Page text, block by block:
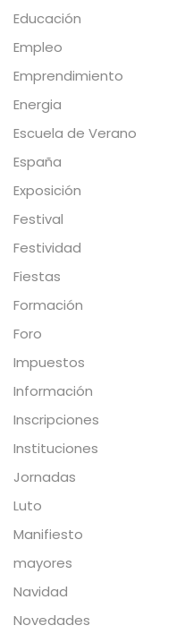
Educación
Empleo
Emprendimiento
Energia
Escuela de Verano
España
Exposición
Festival
Festividad
Fiestas
Formación
Foro
Impuestos
Información
Inscripciones
Instituciones
Jornadas
Luto
Manifiesto
mayores
Navidad
Novedades